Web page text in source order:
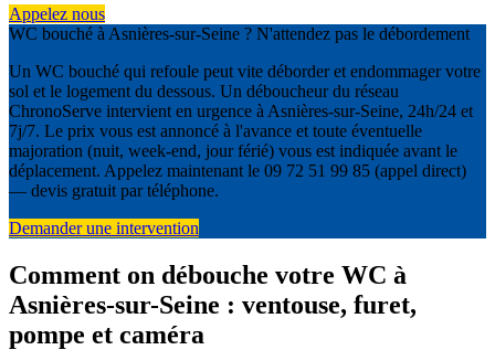
Appelez nous
WC bouché à Asnières-sur-Seine ? N'attendez pas le débordement
Un WC bouché qui refoule peut vite déborder et endommager votre
sol et le logement du dessous. Un déboucheur du réseau
ChronoServe intervient en urgence à Asnières-sur-Seine, 24h/24 et
7j/7. Le prix vous est annoncé à l'avance et toute éventuelle
majoration (nuit, week-end, jour férié) vous est indiquée avant le
déplacement. Appelez maintenant le 09 72 51 99 85 (appel direct)
— devis gratuit par téléphone.
Demander une intervention
Comment on débouche votre WC à
Asnières-sur-Seine : ventouse, furet,
pompe et caméra